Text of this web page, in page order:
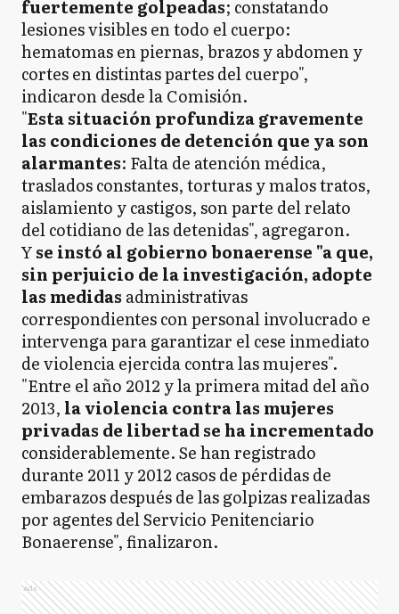
fuertemente golpeadas; constatando
lesiones visibles en todo el cuerpo:
hematomas en piernas, brazos y abdomen y
cortes en distintas partes del cuerpo",
indicaron desde la Comisión.
"Esta situación profundiza gravemente
las condiciones de detención que ya son
alarmantes: Falta de atención médica,
traslados constantes, torturas y malos tratos,
aislamiento y castigos, son parte del relato
del cotidiano de las detenidas", agregaron.
Yse instó al gobierno bonaerense "a que,
sin perjuicio de la investigación, adopte
las medidas administrativas
correspondientes con personal involucrado e
intervenga para garantizar el cese inmediato
de violencia ejercida contra las mujeres".
"Entre el año 2012 y la primera mitad del año
2013, la violencia contra las mujeres
privadas de libertad se ha incrementado
considerablemente. Se han registrado
durante 2011 y 2012 casos de pérdidas de
embarazos después de las golpizas realizadas
por agentes del Servicio Penitenciario
Bonaerense", finalizaron.
Ads